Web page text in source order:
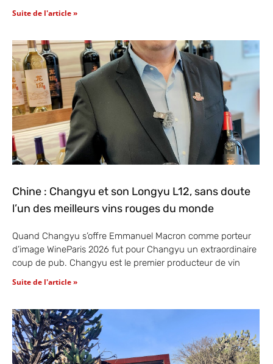
Suite de l'article »
Chine : Changyu et son Longyu L12, sans doute
l’un des meilleurs vins rouges du monde
Quand Changyu s’offre Emmanuel Macron comme porteur
d’image WineParis 2026 fut pour Changyu un extraordinaire
coup de pub. Changyu est le premier producteur de vin
Suite de l'article »